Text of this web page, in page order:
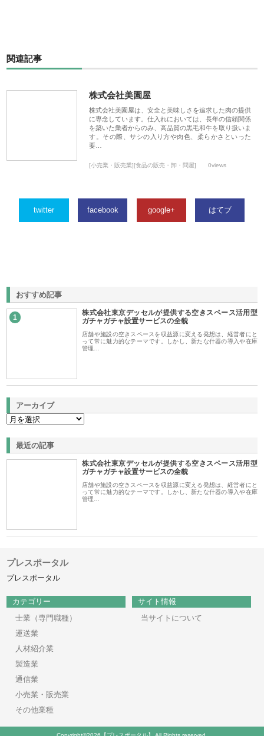
関連記事
株式会社美園屋
株式会社美園屋は、安全と美味しさを追求した肉の提供
に専念しています。仕入れにおいては、長年の信頼関係
を築いた業者からのみ、高品質の黒毛和牛を取り扱いま
す。その際、サシの入り方や肉色、柔らかさといった
要…
[小売業・販売業][食品の販売・卸・問屋] 0views
twitter facebook google+ はてブ
おすすめ記事
1
株式会社東京デッセルが提供する空きスペース活用型
ガチャガチャ設置サービスの全貌
店舗や施設の空きスペースを収益源に変える発想は、経営者にと
って常に魅力的なテーマです。しかし、新たな什器の導入や在庫
管理…
アーカイブ
最近の記事
株式会社東京デッセルが提供する空きスペース活用型
ガチャガチャ設置サービスの全貌
店舗や施設の空きスペースを収益源に変える発想は、経営者にと
って常に魅力的なテーマです。しかし、新たな什器の導入や在庫
管理…
プレスポータル
プレスポータル
カテゴリー
士業（専門職種）
運送業
人材紹介業
製造業
通信業
小売業・販売業
その他業種
サイト情報
当サイトについて